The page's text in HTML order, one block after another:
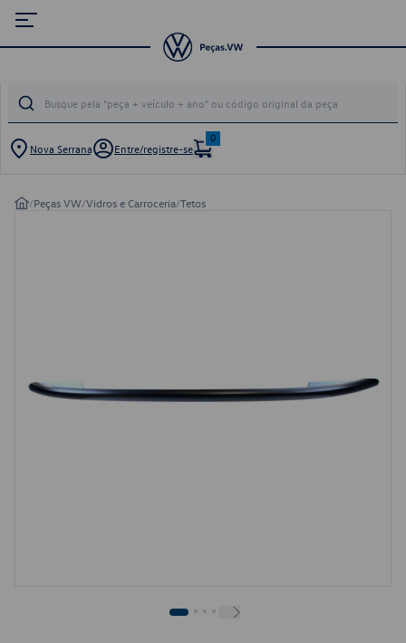
Nova Serrana Entre/registre-se
0
/Peças VW/Vidros e Carroceria/Tetos